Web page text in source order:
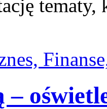
tematy,
–